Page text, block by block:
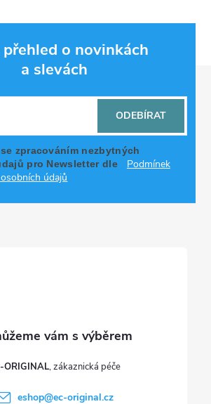
o novinkách
a slevách
zpracováním nezbytných
pro Newsletter dle
Podmínek
údajů
ODEBÍRAT
ORIGINAL
eshop@ec-original.cz